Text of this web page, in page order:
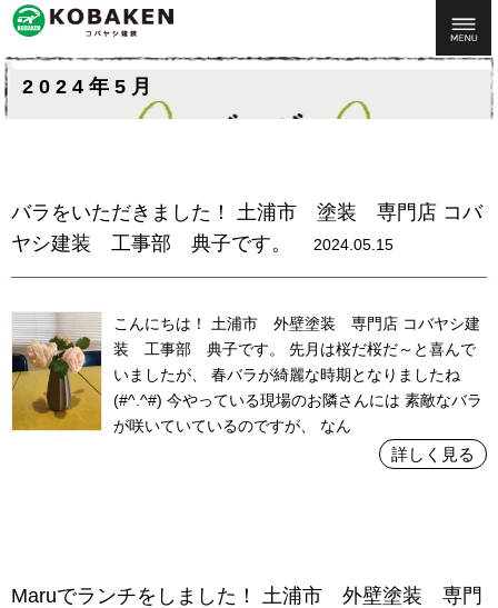
2024年5月
バラをいただきました！ 土浦市 塗装 専門店 コバ
ヤシ建装 工事部 典子です。
2024.05.15
こんにちは！ 土浦市 外壁塗装 専門店 コバヤシ建
装 工事部 典子です。 先月は桜だ桜だ～と喜んで
いましたが、 春バラが綺麗な時期となりましたね
(#^.^#) 今やっている現場のお隣さんには 素敵なバラ
が咲いていているのですが、 なん
詳しく見る
Maruでランチをしました！ 土浦市 外壁塗装 専門